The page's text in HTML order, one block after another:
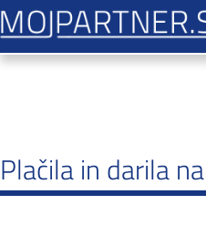
Magazin
Plačila in darila